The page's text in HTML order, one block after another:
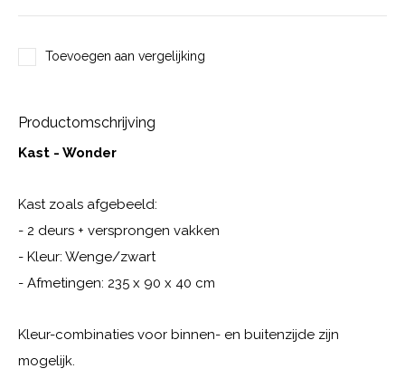
Toevoegen aan vergelijking
Productomschrijving
Kast - Wonder
Kast zoals afgebeeld:
- 2 deurs + versprongen vakken
- Kleur: Wenge/zwart
- Afmetingen: 235 x 90 x 40 cm
Kleur-combinaties voor binnen- en buitenzijde zijn
mogelijk.